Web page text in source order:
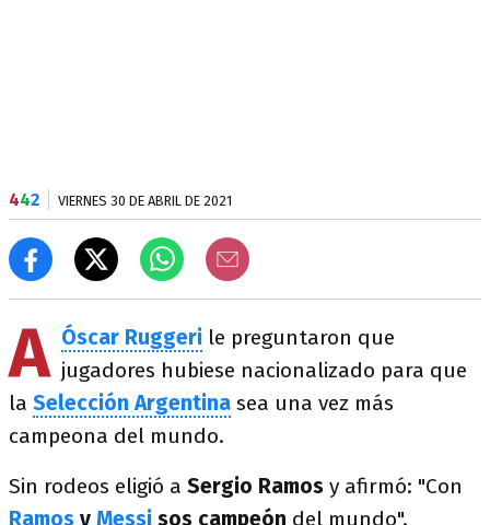
442 VIERNES 30 DE ABRIL DE 2021
A Óscar Ruggeri le preguntaron que
jugadores hubiese nacionalizado para que
la Selección Argentina sea una vez más
campeona del mundo.
Sin rodeos eligió a Sergio Ramos y afirmó: "Con
Ramos y Messi sos campeón del mundo".